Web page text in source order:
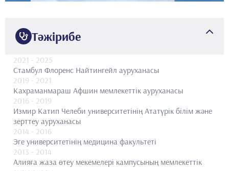
Тәжірибе
2021 - 2025
Стамбул Флоренс Найтингейл ауруханасы
2019 - 2021
Кахраманмараш Афшин мемлекеттік ауруханасы
2016 - 2019
Измир Катип Челеби университетінің Ататүрік білім және
зерттеу ауруханасы
2014 - 2016
Эге университетінің медицина факультеті
2013 - 2014
Алияға жаза өтеу мекемелері кампусының мемлекеттік